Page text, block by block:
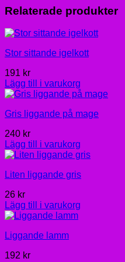
Relaterade produkter
Stor sittande igelkott
191 kr
Lägg till i varukorg
Gris liggande på mage
240 kr
Lägg till i varukorg
Liten liggande gris
26 kr
Lägg till i varukorg
Liggande lamm
192 kr